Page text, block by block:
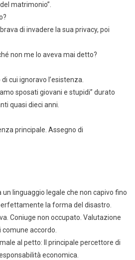
matrimonio”.
di invadere la sua privacy, poi
non me lo aveva mai detto?
cui ignoravo l’esistenza.
sposati giovani e stupidi” durato
quasi dieci anni.
principale. Assegno di
un linguaggio legale che non capivo fino
la forma del disastro.
Coniuge non occupato. Valutazione
accordo.
al petto: Il principale percettore di
economica.